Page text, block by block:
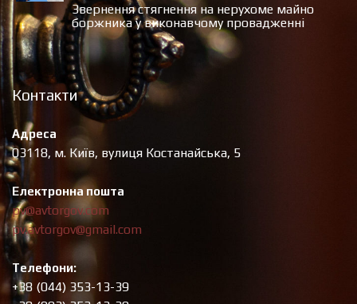
Звернення стягнення на нерухоме майно
боржника у виконавчому провадженні
Контакти
Адреса
03118, м. Київ, вулиця Костанайська, 5
Електронна пошта
pv@avtorgov.com
pv.avtorgov@gmail.com
Телефони:
+38 (044) 353-13-39